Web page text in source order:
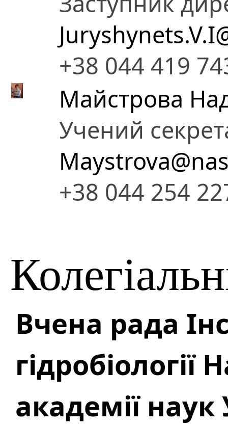
+38 044 419
Майстрова
Учений
+38 044 254
Вчена рада
гідробіології
академії наук